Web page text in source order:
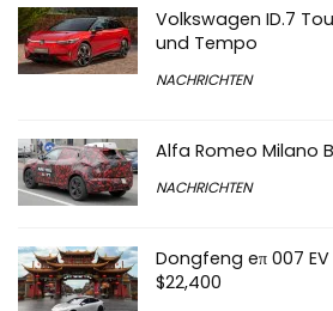
Volkswagen ID.7
und Tempo
NACHRICHTEN
Alfa Romeo Milano
NACHRICHTEN
Dongfeng eπ 007
$22,400